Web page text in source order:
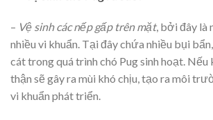
– Vệ sinh các nếp gấp trên mặt, bởi đây là
nhiều vi khuẩn. Tại đây chứa nhiều bụi
cát trong quá trình chó Pug sinh hoạt. Nếu
thận sẽ gây ra mùi khó chịu, tạo ra môi
vi khuẩn phát triển.